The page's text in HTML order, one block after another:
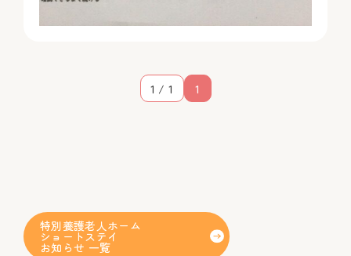
1 / 1 1
特別養護老人ホーム
ショートステイ
お知らせ 一覧